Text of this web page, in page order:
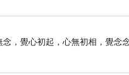
字趴的幾個感覺。
之一的有「寫一句
，覺心初起，心無初相，覺念